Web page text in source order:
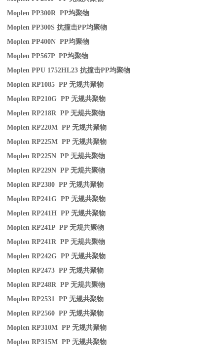
Moplen PP300R PP均聚物
Moplen PP300S抗撞击PP均聚物
Moplen PP400N PP均聚物
Moplen PP567P PP均聚物
Moplen PPU 1752HL23抗撞击PP均聚物
Moplen RP1085 PP无规共聚物
Moplen RP210G PP无规共聚物
Moplen RP218R PP无规共聚物
Moplen RP220M PP无规共聚物
Moplen RP225M PP无规共聚物
Moplen RP225N PP无规共聚物
Moplen RP229N PP无规共聚物
Moplen RP2380 PP无规共聚物
Moplen RP241G PP无规共聚物
Moplen RP241H PP无规共聚物
Moplen RP241P PP无规共聚物
Moplen RP241R PP无规共聚物
Moplen RP242G PP无规共聚物
Moplen RP2473 PP无规共聚物
Moplen RP248R PP无规共聚物
Moplen RP2531 PP无规共聚物
Moplen RP2560 PP无规共聚物
Moplen RP310M PP无规共聚物
Moplen RP315M PP无规共聚物